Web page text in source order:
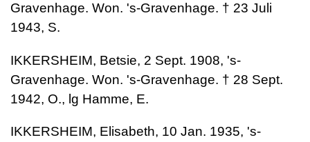
Gravenhage. Won. 's-Gravenhage. † 23 Juli
1943, S.
IKKERSHEIM, Betsie, 2 Sept. 1908, 's-
Gravenhage. Won. 's-Gravenhage. † 28 Sept.
1942, O., lg Hamme, E.
IKKERSHEIM, Elisabeth, 10 Jan. 1935, 's-